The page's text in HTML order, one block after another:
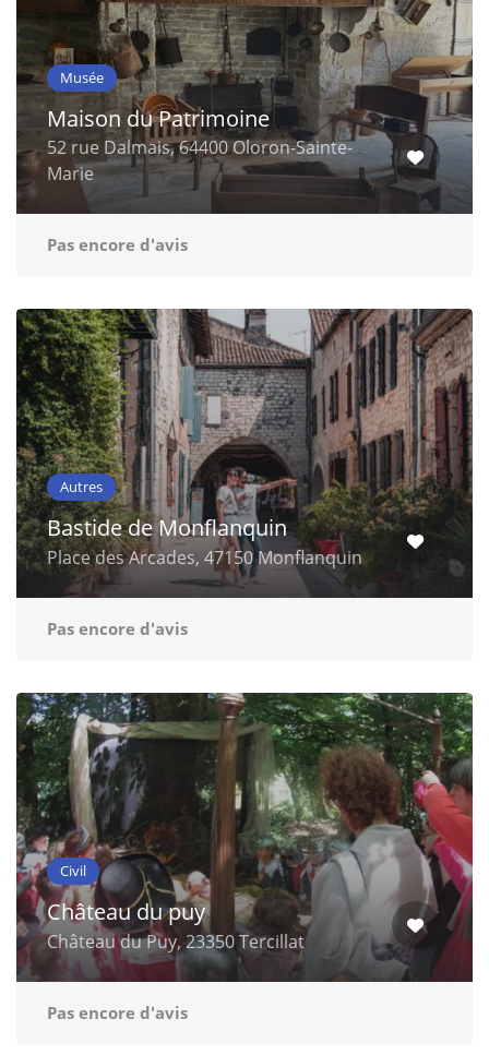
Musée
Maison du Patrimoine
52 rue Dalmais, 64400 Oloron-Sainte-
Marie
Pas encore d'avis
Autres
Bastide de Monflanquin
Place des Arcades, 47150 Monflanquin
Pas encore d'avis
Civil
Château du puy
Château du Puy, 23350 Tercillat
Pas encore d'avis